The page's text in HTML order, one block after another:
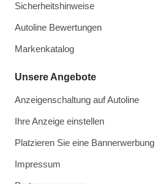
Sicherheitshinweise
Autoline Bewertungen
Markenkatalog
Unsere Angebote
Anzeigenschaltung auf Autoline
Ihre Anzeige einstellen
Platzieren Sie eine Bannerwerbung
Impressum